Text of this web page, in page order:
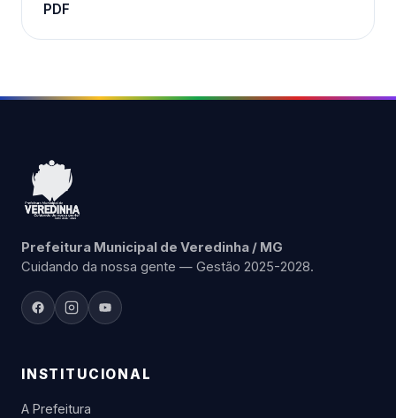
PDF
Prefeitura Municipal de Veredinha / MG
Cuidando da nossa gente — Gestão 2025-2028.
INSTITUCIONAL
A Prefeitura